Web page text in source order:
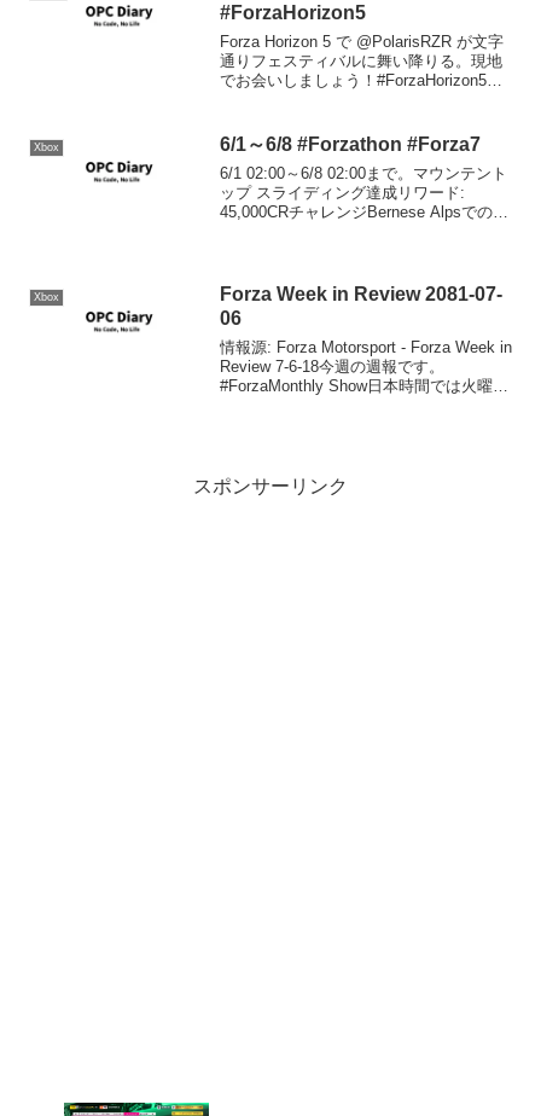
#ForzaHorizon5
Forza Horizon 5 で @PolarisRZR が文字
通りフェスティバルに舞い降りる。現地
でお会いしましょう！#ForzaHorizon5
Jap...
Xbox 6/1～6/8 #Forzathon #Forza7
6/1 02:00～6/8 02:00まで。マウンテント
ップ スライディング達成リワード:
45,000CRチャレンジBernese Alpsでのド
Xbox
Forza Week in Review 2081-07-
06
情報源: Forza Motorsport - Forza Week in
Review 7-6-18今週の週報です。
#ForzaMonthly Show日本時間では火曜日
スポンサーリンク